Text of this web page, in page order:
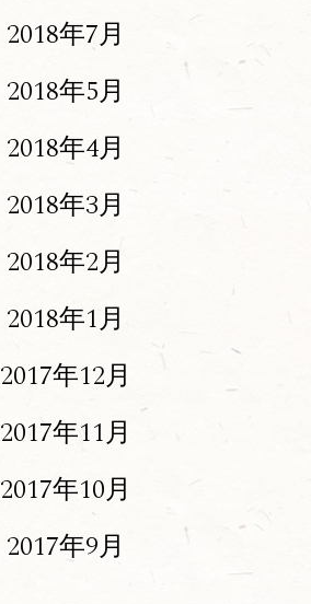
2018年7月
2018年5月
2018年4月
2018年3月
2018年2月
2018年1月
2017年12月
2017年11月
2017年10月
2017年9月